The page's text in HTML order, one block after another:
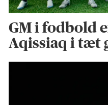
GM i fodbold
Aqissiaq i tæt